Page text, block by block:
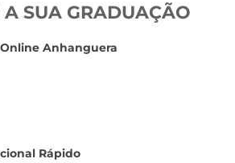
A SUA GRADUAÇÃO
Anhanguera
Rápido